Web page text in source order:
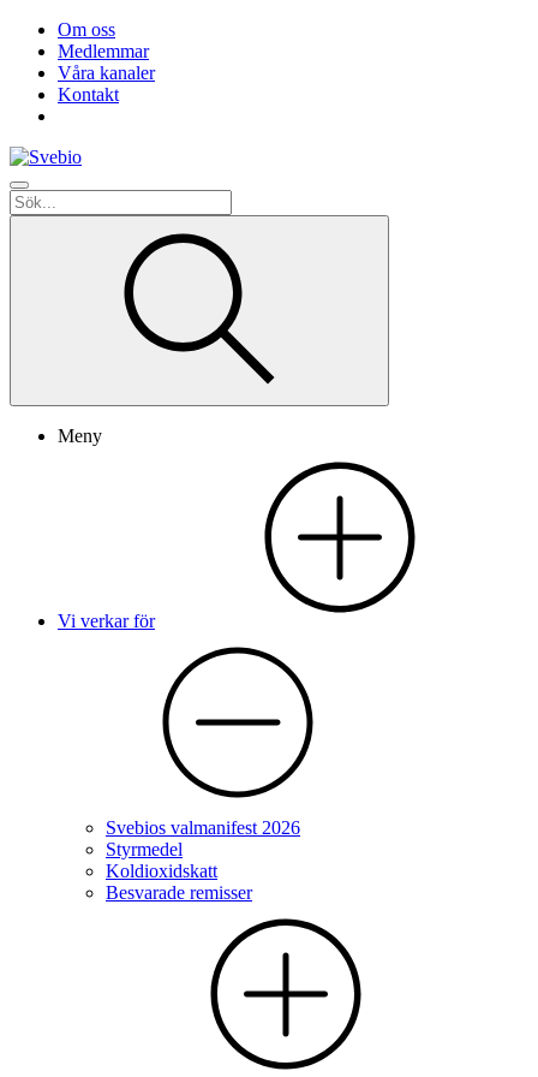
Om oss
Medlemmar
Våra kanaler
Kontakt
Meny
Vi verkar för
Svebios valmanifest 2026
Styrmedel
Koldioxidskatt
Besvarade remisser